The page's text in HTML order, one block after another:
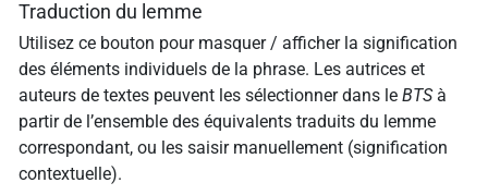
Traduction du lemme
Utilisez ce bouton pour masquer / afficher la signification
des éléments individuels de la phrase. Les autrices et
auteurs de textes peuvent les sélectionner dans le BTSà
partir de l’ensemble des équivalents traduits du lemme
correspondant, ou les saisir manuellement (signification
contextuelle).